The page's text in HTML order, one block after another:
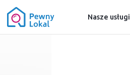
Nasze usługi